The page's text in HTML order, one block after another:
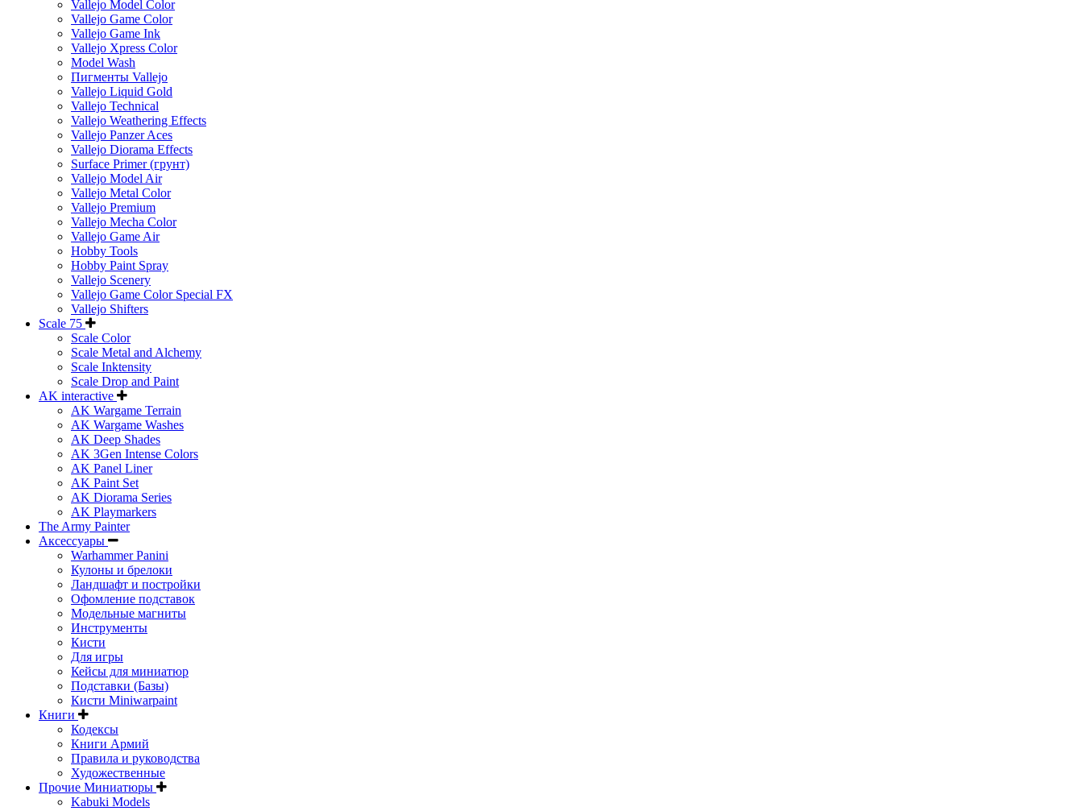
Vallejo Model Color
Vallejo Game Color
Vallejo Game Ink
Vallejo Xpress Color
Model Wash
Пигменты Vallejo
Vallejo Liquid Gold
Vallejo Technical
Vallejo Weathering Effects
Vallejo Panzer Aces
Vallejo Diorama Effects
Surface Primer (грунт)
Vallejo Model Air
Vallejo Metal Color
Vallejo Premium
Vallejo Mecha Color
Vallejo Game Air
Hobby Tools
Hobby Paint Spray
Vallejo Scenery
Vallejo Game Color Special FX
Vallejo Shifters
Scale 75
Scale Color
Scale Metal and Alchemy
Scale Inktensity
Scale Drop and Paint
AK interactive
AK Wargame Terrain
AK Wargame Washes
AK Deep Shades
AK 3Gen Intense Colors
AK Panel Liner
AK Paint Set
AK Diorama Series
AK Playmarkers
The Army Painter
Аксессуары
Warhammer Panini
Кулоны и брелоки
Ландшафт и постройки
Офомление подставок
Модельные магниты
Инструменты
Кисти
Для игры
Кейсы для миниатюр
Подставки (Базы)
Кисти Miniwarpaint
Книги
Кодексы
Книги Армий
Правила и руководства
Художественные
Прочие Миниатюры
Kabuki Models